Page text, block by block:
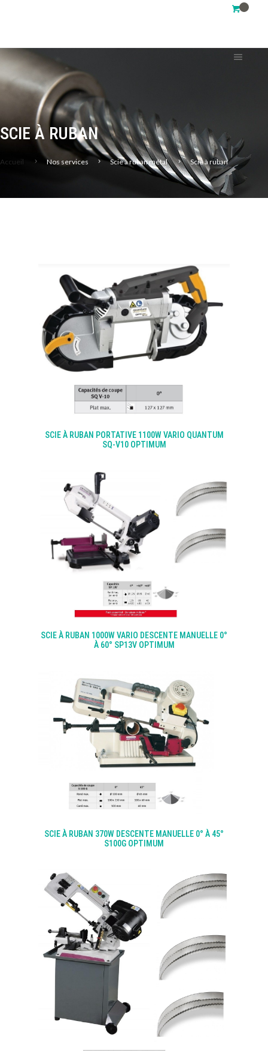
SCIE À RUBAN
Accueil Nos services Scie à ruban métal Scie à ruban
SCIE À RUBAN PORTATIVE 1100W VARIO QUANTUM
SQ-V10 OPTIMUM
SCIE À RUBAN 1000W VARIO DESCENTE MANUELLE 0°
À 60° SP13V OPTIMUM
SCIE À RUBAN 370W DESCENTE MANUELLE 0° À 45°
S100G OPTIMUM